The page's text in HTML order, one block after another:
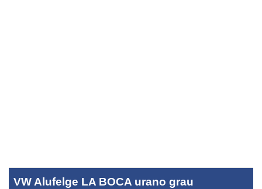
VW Alufelge LA BOCA urano grau